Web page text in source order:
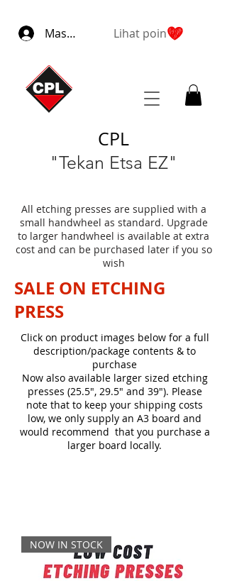
Masuk Lihat poin
CPL
"Tekan Etsa EZ"
All etching presses are supplied with a
small handwheel as standard. Upgrade
to larger handwheel is available at extra
cost and can be purchased later if you so
wish
SALE ON ETCHING
PRESS
Click on product images below for a full
description/package contents & to
purchase
Now also available larger sized etching
presses (25.5", 29.5" and 39"). Please
note that to keep your shipping costs
low, we only supply an A3 board and
would recommend that you purchase a
larger board locally.
NOW IN STOCK